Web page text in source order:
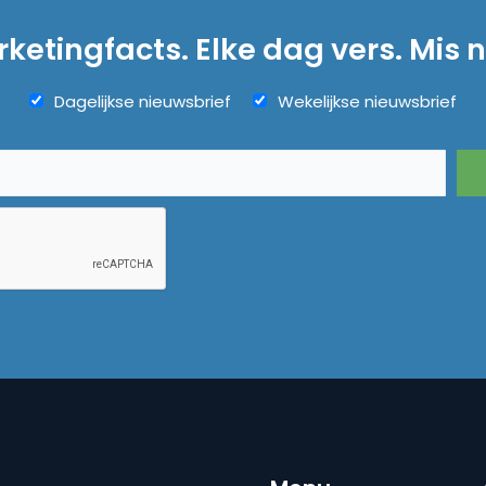
Elke dag vers. Mis
Dagelijkse nieuwsbrief Wekelijkse nieuwsbrief